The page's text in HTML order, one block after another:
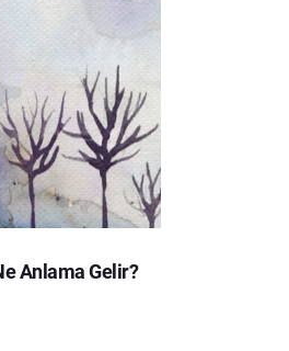
Anlama Gelir?